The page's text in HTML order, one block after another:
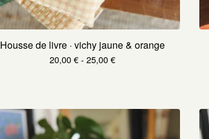
Housse de livre · vichy jaune & orange
20,00€- 25,00€